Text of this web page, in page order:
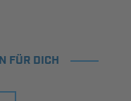
FÜR DICH